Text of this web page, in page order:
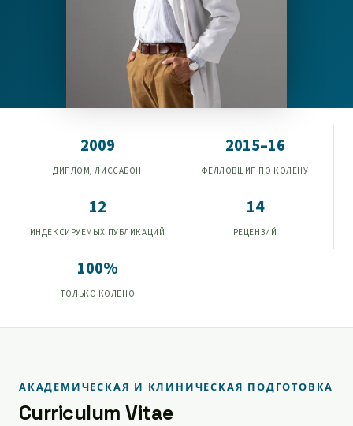
2009
ДИПЛОМ, ЛИССАБОН
2015–16
ФЕЛЛОВШИП ПО КОЛЕНУ
12
ИНДЕКСИРУЕМЫХ ПУБЛИКАЦИЙ
14
РЕЦЕНЗИЙ
100%
ТОЛЬКО КОЛЕНО
АКАДЕМИЧЕСКАЯ И КЛИНИЧЕСКАЯ ПОДГОТОВКА
Curriculum Vitae